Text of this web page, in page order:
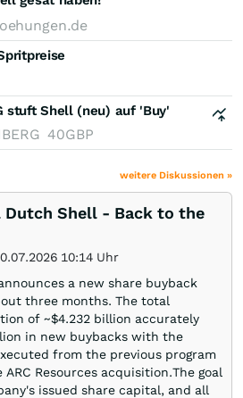
stuft Shell (neu) auf 'Buy'
40GBP
weitere Diskussionen »
Dutch Shell - Back to the
10:14 Uhr
a new share buyback
three months. The total
of ~$4.232 billion accurately
in new buybacks with the
from the previous program
Resources acquisition.The goal
issued share capital, and all